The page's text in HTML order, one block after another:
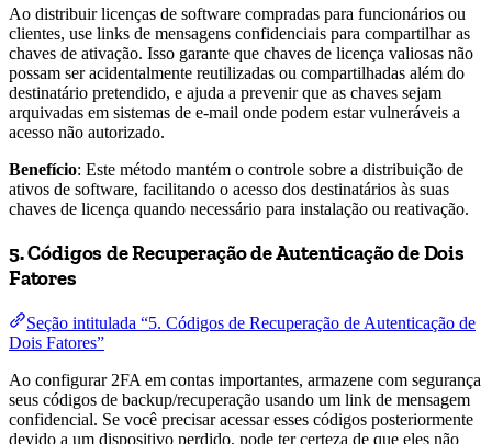
Ao distribuir licenças de software compradas para funcionários ou
clientes, use links de mensagens confidenciais para compartilhar as
chaves de ativação. Isso garante que chaves de licença valiosas não
possam ser acidentalmente reutilizadas ou compartilhadas além do
destinatário pretendido, e ajuda a prevenir que as chaves sejam
arquivadas em sistemas de e-mail onde podem estar vulneráveis a
acesso não autorizado.
Benefício: Este método mantém o controle sobre a distribuição de
ativos de software, facilitando o acesso dos destinatários às suas
chaves de licença quando necessário para instalação ou reativação.
5. Códigos de Recuperação de Autenticação de Dois
Fatores
Seção intitulada “5. Códigos de Recuperação de Autenticação de
Dois Fatores”
Ao configurar 2FA em contas importantes, armazene com segurança
seus códigos de backup/recuperação usando um link de mensagem
confidencial. Se você precisar acessar esses códigos posteriormente
devido a um dispositivo perdido, pode ter certeza de que eles não